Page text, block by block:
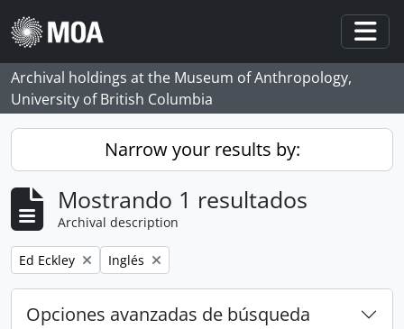
Skip to main content
Archival holdings at the Museum of Anthropology,
University of British Columbia
Narrow your results by:
Mostrando 1 resultados
Archival description
Remove filter:
Ed Eckley Remove filter:
Inglés
Opciones avanzadas de búsqueda